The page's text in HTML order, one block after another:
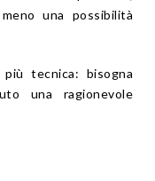
una possibilità
tecnica: bisogna
una ragionevole